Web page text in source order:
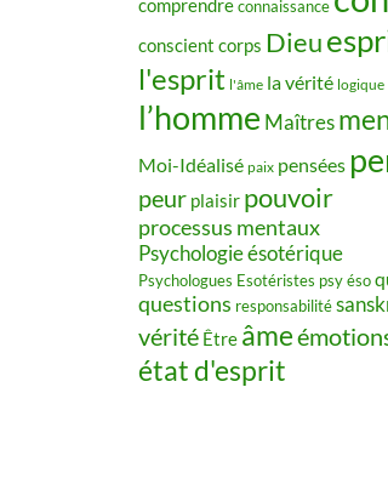
comprendreconnaissance
conscient corps Dieu
l'esprit l'âme la vérité logique
l’homme Maîtres
Moi-Idéalisé paix pensées
peur plaisir pouvoir
processus mentaux
Psychologie ésotérique
Psychologues Esotéristes psy éso
questions responsabilité
vérité Être âme
état d'esprit